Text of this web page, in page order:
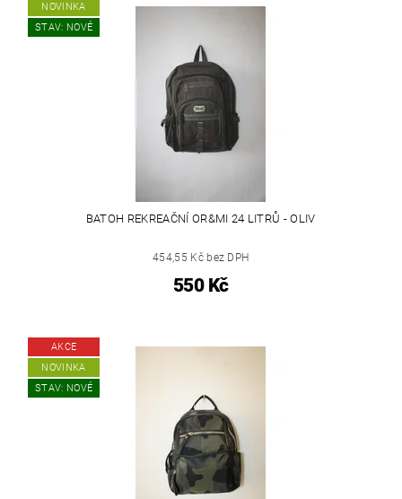
NOVINKA
STAV: NOVÉ
BATOH REKREAČNÍ OR&MI 24 LITRŮ - OLIV
454,55 Kč bez DPH
550 Kč
AKCE
NOVINKA
STAV: NOVÉ